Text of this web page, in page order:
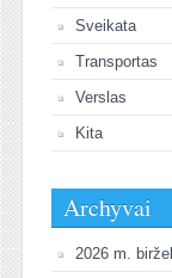
Sveikata
Transportas
Verslas
Kita
Archyvai
2026 m.